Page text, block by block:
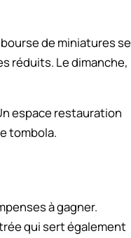
bourse de miniatures se
réduits. Le dimanche,
espace restauration
tombola.
à gagner.
qui sert également